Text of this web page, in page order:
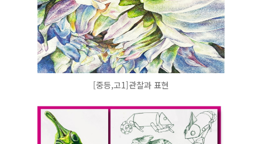
[중등,고1]관찰과 표현